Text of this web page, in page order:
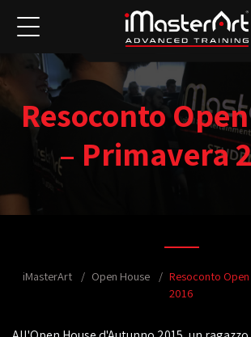
Resoconto
– Primavera
iMasterArt Open House
Resoconto
2016